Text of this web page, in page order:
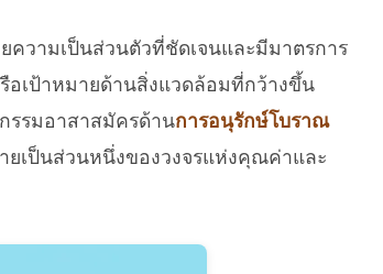
วามเป็นส่วนตัวที่ชัดเจนและมีมาตรการ
อเป้าหมายด้านสิ่งแวดล้อมที่กว้างขึ้น
รรมอาสาสมัครด้านการอนุรักษ์โบราณ
ยเป็นส่วนหนึ่งของวงจรแห่งคุณค่าและ